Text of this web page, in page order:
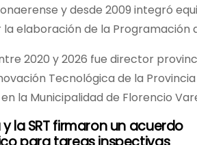
y desde 2009 integró
elaboración de la Programación
2020 y 2026 fue director
Tecnológica de la
la Municipalidad de Florencio
la SRT firmaron un acuerdo